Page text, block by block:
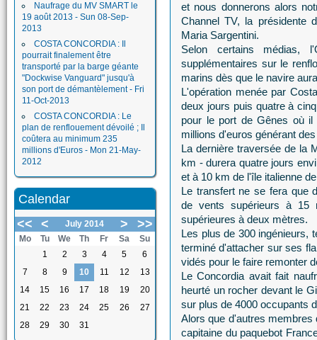
Naufrage du MV SMART le
19 août 2013 - Sun 08-Sep-
2013
COSTA CONCORDIA : Il
pourrait finalement être
transporté par la barge géante
"Dockwise Vanguard" jusqu'à
son port de démantèlement - Fri
11-Oct-2013
COSTA CONCORDIA : Le
plan de renflouement dévoilé ; Il
coûtera au minimum 235
millions d'Euros - Mon 21-May-
2012
Calendar
<<
< July 2014 > >>
Mo Tu We Th Fr Sa
Su
1
2 3 4 5
6
7
8 9 10 11 12
13
14
15 16 17 18 19
20
21
22 23 24 25 26
27
28
29 30 31
et nous donnerons alors
Channel TV, la présidente
Maria Sargentini.
Selon certains médias,
supplémentaires sur le
marins dès que le navire
L'opération menée par
deux jours puis quatre à
pour le port de Gênes où il
millions d'euros générant
La dernière traversée de la
km - durera quatre jours
et à 10 km de l'île italienne
Le transfert ne se fera que
de vents supérieurs à 15
supérieures à deux mètres.
Les plus de 300 ingénieurs,
terminé d'attacher sur ses
vidés pour le faire remonter
Le Concordia avait fait
heurté un rocher devant le
sur plus de 4000 occupants
Alors que d'autres membres
capitaine du paquebot